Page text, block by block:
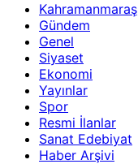
Kahramanmaraş
Gündem
Genel
Siyaset
Ekonomi
Yayınlar
Spor
Resmi İlanlar
Sanat Edebiyat
Haber Arşivi